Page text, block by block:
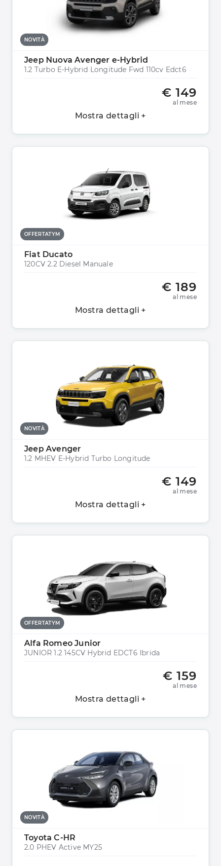
NOVITÀ
Jeep Nuova Avenger e-Hybrid
1.2 Turbo E-Hybrid Longitude Fwd 110cv Edct6
€ 149
al mese
Mostra dettagli +
OFFERTATYM
Fiat Ducato
120CV 2.2 Diesel Manuale
€ 189
al mese
Mostra dettagli +
NOVITÀ
Jeep Avenger
1.2 MHEV E-Hybrid Turbo Longitude
€ 149
al mese
Mostra dettagli +
OFFERTATYM
Alfa Romeo Junior
JUNIOR 1.2 145CV Hybrid EDCT6 Ibrida
€ 159
al mese
Mostra dettagli +
NOVITÀ
Toyota C-HR
2.0 PHEV Active MY25